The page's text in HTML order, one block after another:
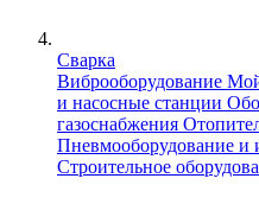
Сварка
Виброоборудование
и насосные станции
газоснабжения
Пневмооборудование и
Строительное